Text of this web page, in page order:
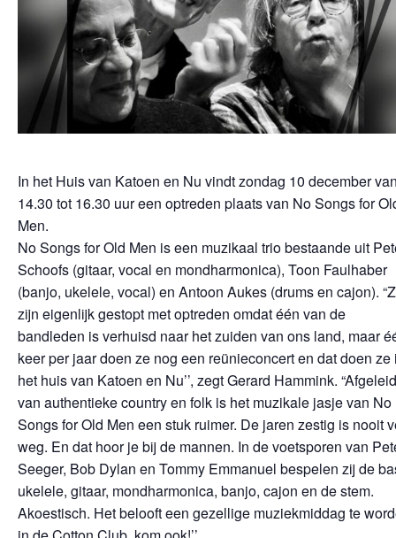
In het Huis van Katoen en Nu vindt zondag 10 december
14.30 tot 16.30 uur een optreden plaats van No Songs for
Men.
No Songs for Old Men is een muzikaal trio bestaande uit
Schoofs (gitaar, vocal en mondharmonica), Toon Faulhaber
(banjo, ukelele, vocal) en Antoon Aukes (drums en cajon).
zijn eigenlijk gestopt met optreden omdat één van de
bandleden is verhuisd naar het zuiden van ons land, maar
keer per jaar doen ze nog een reünieconcert en dat doen ze
het huis van Katoen en Nu’’, zegt Gerard Hammink. “Afgeleid
van authentieke country en folk is het muzikale jasje van No
Songs for Old Men een stuk ruimer. De jaren zestig is nooit
weg. En dat hoor je bij de mannen. In de voetsporen van
Seeger, Bob Dylan en Tommy Emmanuel bespelen zij de
ukelele, gitaar, mondharmonica, banjo, cajon en de stem.
Akoestisch. Het belooft een gezellige muziekmiddag te